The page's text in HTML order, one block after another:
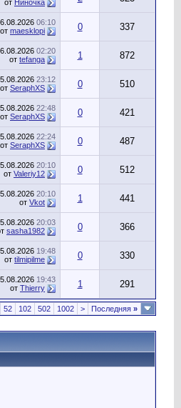
от Ниночка
06:10
от maesklopi 0 337
02:20
от tefanga 1 872
23:12
от SeraphXS 0 510
22:48
от SeraphXS 0 421
22:24
от SeraphXS 0 487
20:10
от Valeriy12 0 512
20:10
от Vkot 1 441
20:03
sasha1982 0 366
19:48
от tilmipilme 0 330
19:43
от Thierry 1 291
52 102 502 1002 > Последняя »